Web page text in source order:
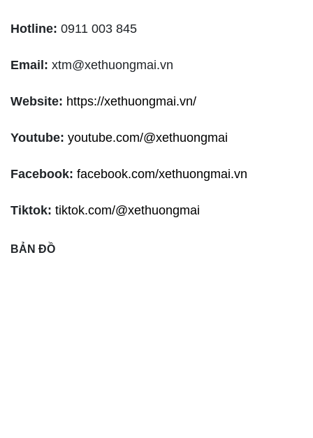
Hotline: 0911 003 845
Email: xtm@xethuongmai.vn
Website: https://xethuongmai.vn/
Youtube: youtube.com/@xethuongmai
Facebook: facebook.com/xethuongmai.vn
Tiktok: tiktok.com/@xethuongmai
BẢN ĐỒ